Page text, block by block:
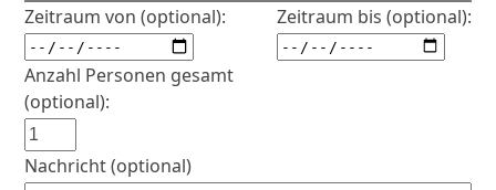
Zeitraum von (optional):
Anzahl Personen gesamt
(optional):
Zeitraum bis (optional):
Nachricht (optional)